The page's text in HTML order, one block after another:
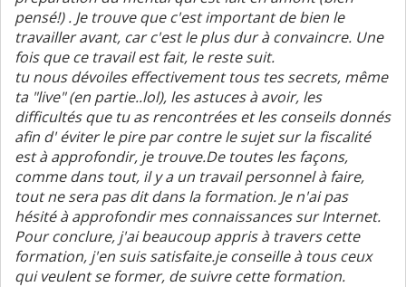
pensé!) . Je trouve que c'est important de bien le
travailler avant, car c'est le plus dur à convaincre. Une
fois que ce travail est fait, le reste suit.
tu nous dévoiles effectivement tous tes secrets, même
ta "live" (en partie..lol), les astuces à avoir, les
difficultés que tu as rencontrées et les conseils donnés
afin d' éviter le pire par contre le sujet sur la fiscalité
est à approfondir, je trouve.De toutes les façons,
comme dans tout, il y a un travail personnel à faire,
tout ne sera pas dit dans la formation. Je n'ai pas
hésité à approfondir mes connaissances sur Internet.
Pour conclure, j'ai beaucoup appris à travers cette
formation, j'en suis satisfaite.je conseille à tous ceux
qui veulent se former, de suivre cette formation.